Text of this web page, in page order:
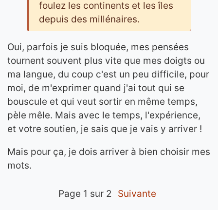
foulez les continents et les îles
depuis des millénaires.
Oui, parfois je suis bloquée, mes pensées
tournent souvent plus vite que mes doigts ou
ma langue, du coup c'est un peu difficile, pour
moi, de m'exprimer quand j'ai tout qui se
bouscule et qui veut sortir en même temps,
pèle mêle. Mais avec le temps, l'expérience,
et votre soutien, je sais que je vais y arriver !
Mais pour ça, je dois arriver à bien choisir mes
mots.
page 1 sur 2 suivante